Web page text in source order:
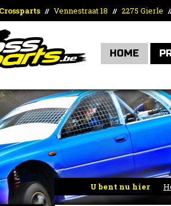
Crossparts // Vennestraat 18 // 2275 Gierle
HOME
U bent nu hier